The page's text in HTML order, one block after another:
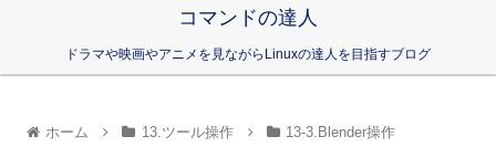
コマンドの達人
ドラマや映画やアニメを見ながらLinuxの達人を目指すブログ
ホーム 13.ツール操作 13-3.Blender操作